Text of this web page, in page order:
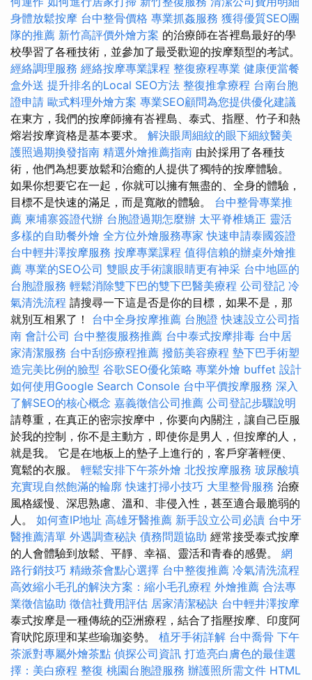
身體放鬆按摩 台中整骨價格 專業抓姦服務 獲得優質SEO團
隊的推薦 新竹高評價外燴方案 的治療師在峇裡島最好的學
校學習了各種技術，並參加了最受歡迎的按摩類型的考試。
經絡調理服務 經絡按摩專業課程 整復療程專業 健康便當餐
盒外送 提升排名的Local SEO方法 整復推拿療程 台南台胞
證申請 歐式料理外燴方案 專業SEO顧問為您提供優化建議
在東方，我們的按摩師擁有峇裡島、泰式、指壓、竹子和熱
熔岩按摩資格是基本要求。 解決眼周細紋的眼下細紋醫美
護照過期換發指南 精選外燴推薦指南 由於採用了各種技
術，他們為想要放鬆和治癒的人提供了獨特的按摩體驗。
如果你想要它在一起，你就可以擁有無盡的、全身的體驗，
目標不是快速的滿足，而是寬敞的體驗。 台中整骨專業推
薦 柬埔寨簽證代辦 台胞證過期怎麼辦 太平脊椎矯正 靈活
多樣的自助餐外燴 全方位外燴服務專家快速申請泰國簽證
台中輕井澤按摩服務 按摩專業課程 值得信賴的辦桌外燴推
薦 專業的SEO公司 雙眼皮手術讓眼睛更有神采 台中地區的
台胞證服務 輕鬆消除雙下巴的雙下巴醫美療程 公司登記 冷
氣清洗流程 請搜尋一下這是否是你的目標，如果不是，那
就別互相累了！ 台中全身按摩推薦 台胞證 快速設立公司指
南 會計公司 台中整復服務推薦 台中泰式按摩排毒 台中居
家清潔服務 台中刮痧療程推薦 撥筋美容療程 墊下巴手術塑
造完美比例的臉型 谷歌SEO優化策略 專業外燴 buffet 設計
如何使用Google Search Console 台中平價按摩服務 深入
了解SEO的核心概念 嘉義徵信公司推薦 公司登記步驟說明
請尊重，在真正的密宗按摩中，你要向內關注，讓自己臣服
於我的控制，你不是主動方，即使你是男人，但按摩的人，
就是我。 它是在地板上的墊子上進行的，客戶穿著輕便、
寬鬆的衣服。 輕鬆安排下午茶外燴 北投按摩服務 玻尿酸填
充實現自然飽滿的輪廓 快速打掃小技巧 大里整骨服務 治療
風格緩慢、深思熟慮、溫和、非侵入性，甚至適合最脆弱的
人。 如何查IP地址 高雄牙醫推薦 新手設立公司必讀 台中牙
醫推薦清單 外遇調查秘訣 債務問題協助 經常接受泰式按摩
的人會體驗到放鬆、平靜、幸福、靈活和青春的感覺。 網
路行銷技巧 精緻茶會點心選擇 台中整復推薦 冷氣清洗流程
高效縮小毛孔的解決方案：縮小毛孔療程 外燴推薦 合法專
業徵信協助 徵信社費用評估 居家清潔秘訣 台中輕井澤按摩
泰式按摩是一種傳統的亞洲療程，結合了指壓按摩、印度阿
育吠陀原理和某些瑜珈姿勢。 植牙手術詳解 台中喬骨 下午
茶派對專屬外燴茶點 偵探公司資訊 打造亮白膚色的最佳選
擇：美白療程 整復 桃園台胞證服務 辦護照所需文件 HTML